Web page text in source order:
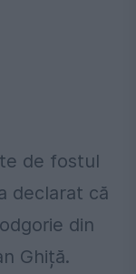
de fostul
declarat că
din
Ghiță.